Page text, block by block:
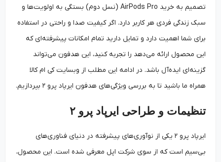
تصمیم به خرید AirPods Pro (نسل دوم) بستگی به اولویت‌ها و
سبک زندگی فردی هر کاربر دارد. اگر کیفیت صدا و راحتی در استفاده
برای شما اهمیت دارد و تمایل دارید تمام امکانات پیشرفته‌ای که
این محصول ارائه می‌دهد را تجربه کنید، این هدفون می‌تواند
گزینه‌ای ایده‌آل باشد. در ادامه این مطلب از وبسایت کی ام کالا
همراه ما باشید تا به بررسی ویژگی‌‌های هدفون ایرپاد پرو ۲ بپردازیم.
تنظیمات و طراحی ایرپاد پرو ۲
ایرپاد پرو ۲ یکی از نوآوری‌های پیشرفته در دنیای فناوری‌های
بی‌سیم است که از سوی شرکت اپل معرفی شده است. این محصول،